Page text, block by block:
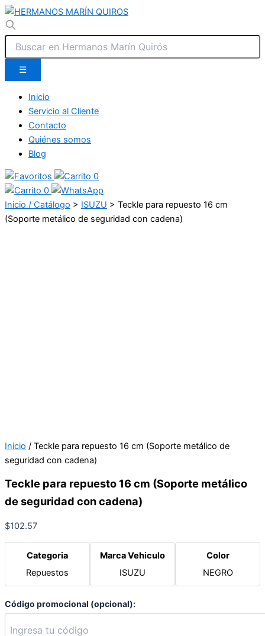
☰
Inicio
Servicio al Cliente
Contacto
Quiénes somos
Blog
0
0
Inicio / Catálogo > ISUZU > Teckle para repuesto 16 cm
(Soporte metálico de seguridad con cadena)
Inicio / Teckle para repuesto 16 cm (Soporte metálico de
seguridad con cadena)
Teckle para repuesto 16 cm (Soporte metálico
de seguridad con cadena)
$102.57
Categoria
Repuestos
Marca Vehiculo
ISUZU
Color
NEGRO
Código promocional (opcional):